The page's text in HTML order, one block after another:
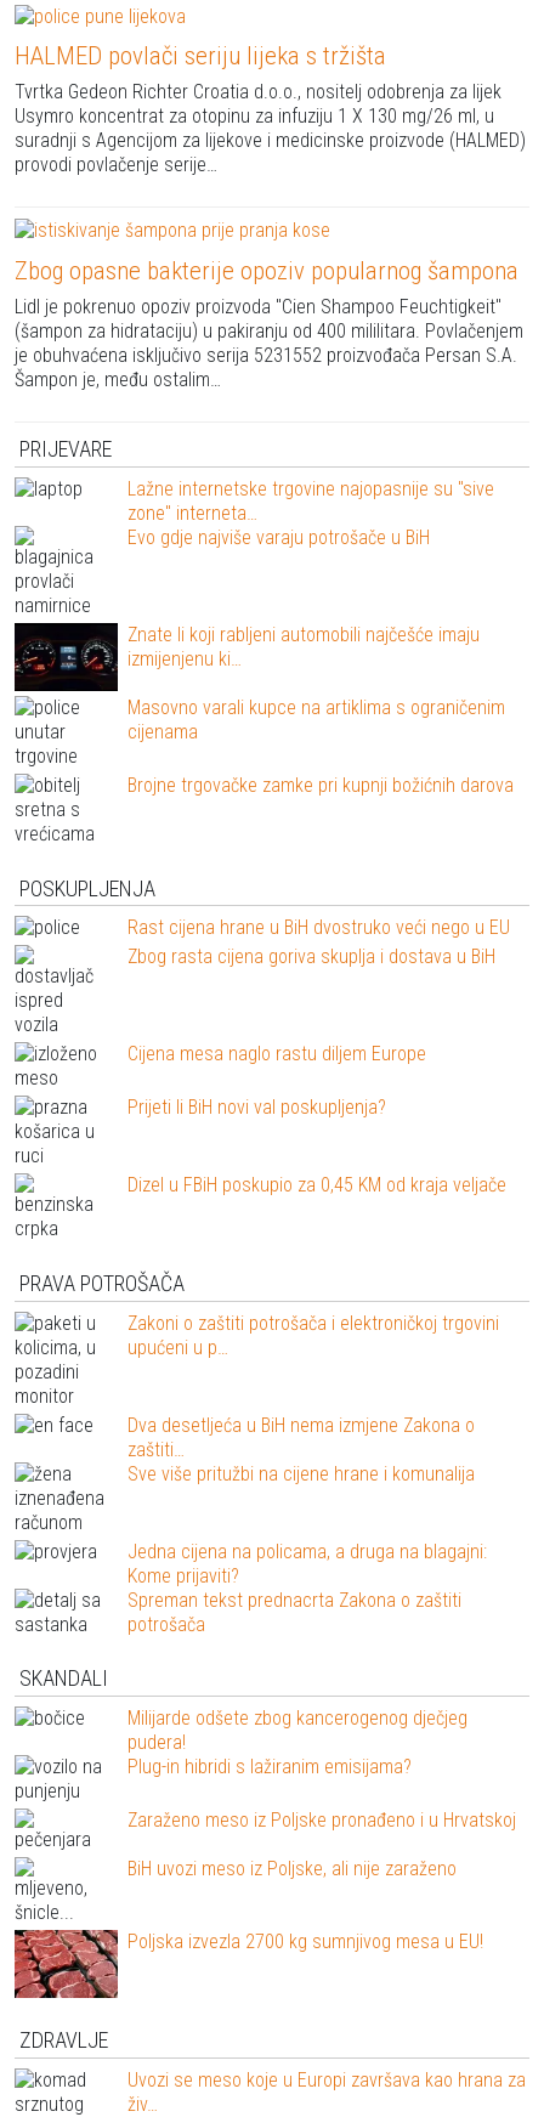
HALMED povlači seriju lijeka s tržišta
Tvrtka Gedeon Richter Croatia d.o.o., nositelj odobrenja za lijek
Usymro koncentrat za otopinu za infuziju 1 X 130 mg/26 ml, u
suradnji s Agencijom za lijekove i medicinske proizvode (HALMED)
provodi povlačenje serije…
Zbog opasne bakterije opoziv popularnog šampona
Lidl je pokrenuo opoziv proizvoda "Cien Shampoo Feuchtigkeit"
(šampon za hidrataciju) u pakiranju od 400 mililitara. Povlačenjem
je obuhvaćena isključivo serija 5231552 proizvođača Persan S.A.
Šampon je, među ostalim…
PRIJEVARE
Lažne internetske trgovine najopasnije su "sive
zone" interneta…
Evo gdje najviše varaju potrošače u BiH
Znate li koji rabljeni automobili najčešće imaju
izmijenjenu ki…
Masovno varali kupce na artiklima s ograničenim
cijenama
Brojne trgovačke zamke pri kupnji božićnih darova
POSKUPLJENJA
Rast cijena hrane u BiH dvostruko veći nego u EU
Zbog rasta cijena goriva skuplja i dostava u BiH
Cijena mesa naglo rastu diljem Europe
Prijeti li BiH novi val poskupljenja?
Dizel u FBiH poskupio za 0,45 KM od kraja veljače
PRAVA POTROŠAČA
Zakoni o zaštiti potrošača i elektroničkoj trgovini
upućeni u p…
Dva desetljeća u BiH nema izmjene Zakona o
zaštiti…
Sve više pritužbi na cijene hrane i komunalija
Jedna cijena na policama, a druga na blagajni:
Kome prijaviti?
Spreman tekst prednacrta Zakona o zaštiti
potrošača
SKANDALI
Milijarde odšete zbog kancerogenog dječjeg
pudera!
Plug-in hibridi s lažiranim emisijama?
Zaraženo meso iz Poljske pronađeno i u Hrvatskoj
BiH uvozi meso iz Poljske, ali nije zaraženo
Poljska izvezla 2700 kg sumnjivog mesa u EU!
ZDRAVLJE
Uvozi se meso koje u Europi završava kao hrana za
živ…